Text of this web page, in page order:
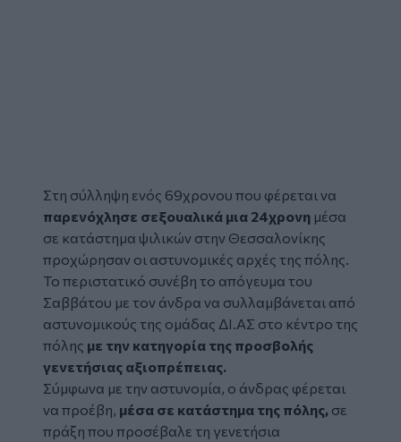
Στη σύλληψη ενός 69χρονου που φέρεται να
παρενόχλησε σεξουαλικά μια 24χρονη μέσα
σε κατάστημα ψιλικών στην Θεσσαλονίκης
προχώρησαν οι αστυνομικές αρχές της πόλης.
Το περιστατικό συνέβη το απόγευμα του
Σαββάτου με τον άνδρα να συλλαμβάνεται από
αστυνομικούς της ομάδας ΔΙ.ΑΣ στο κέντρο της
πόλης με την κατηγορία της προσβολής
γενετήσιας αξιοπρέπειας.
Σύμφωνα με την αστυνομία, ο άνδρας φέρεται
να προέβη, μέσα σε κατάστημα της πόλης, σε
πράξη που προσέβαλε τη γενετήσια